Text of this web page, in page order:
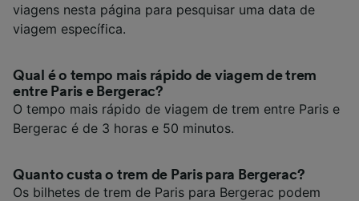
viagens nesta página para pesquisar uma data de
viagem específica.
Qual é o tempo mais rápido de viagem de trem
entre Paris e Bergerac?
O tempo mais rápido de viagem de trem entre Paris e
Bergerac é de 3 horas e 50 minutos.
Quanto custa o trem de Paris para Bergerac?
Os bilhetes de trem de Paris para Bergerac podem